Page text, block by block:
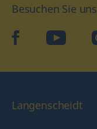
Besuchen Sie
facebookYouTube
Langenscheidt